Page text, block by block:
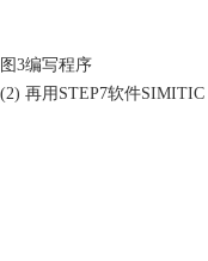
图 3编写程序
(2) 再用 STEP7软件SIMITIC